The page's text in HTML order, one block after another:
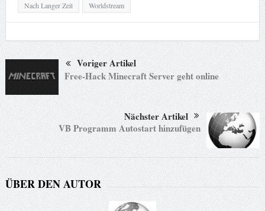
Nach Langer Zeit
Worldstream
Voriger Artikel
Free-Hack Minecraft Server geht online
Nächster Artikel
VB Programm Autostart hinzufügen
ÜBER DEN AUTOR